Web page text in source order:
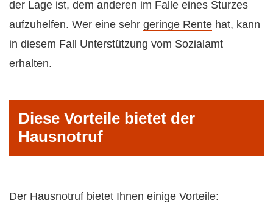
der Lage ist, dem anderen im Falle eines Sturzes
aufzuhelfen. Wer eine sehr geringe Rente hat, kann
in diesem Fall Unterstützung vom Sozialamt
erhalten.
Diese Vorteile bietet der
Hausnotruf
Der Hausnotruf bietet Ihnen einige Vorteile: